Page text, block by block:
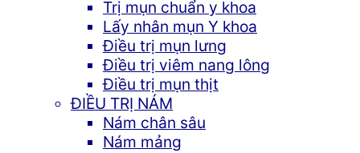
Trị mụn chuẩn y khoa
Lấy nhân mụn Y khoa
Điều trị mụn lưng
Điều trị viêm nang lông
Điều trị mụn thịt
ĐIỀU TRỊ NÁM
Nám chân sâu
Nám mảng